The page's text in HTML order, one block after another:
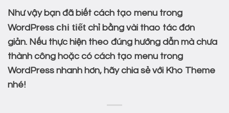
Như vậy bạn đã biết cách tạo menu trong
WordPress chi tiết chỉ bằng vài thao tác đơn
giản. Nếu thực hiện theo đúng hướng dẫn mà chưa
thành công hoặc có cách tạo menu trong
WordPress nhanh hơn, hãy chia sẻ với Kho Theme
nhé!